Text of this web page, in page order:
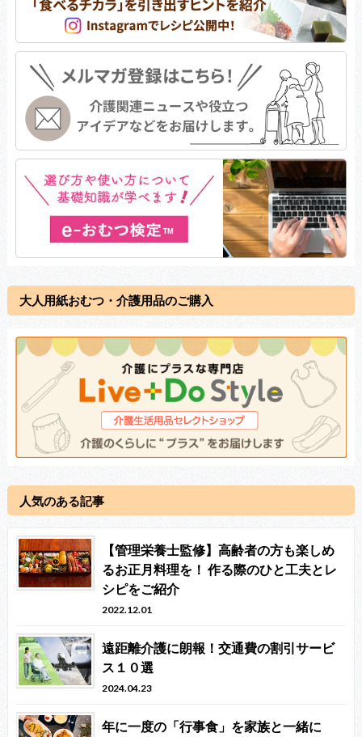
大人用紙おむつ・介護用品のご購入
人気のある記事
【管理栄養士監修】高齢者の方も楽しめ
るお正月料理を！ 作る際のひと工夫とレ
シピをご紹介
2022.12.01
遠距離介護に朗報！交通費の割引サービ
ス１０選
2024.04.23
年に一度の「行事食」を家族と一緒に